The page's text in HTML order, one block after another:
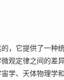
，它提供了一种
观定律之间的差
学、天体物理学